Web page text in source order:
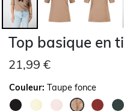
Top basique en
21,99 €
Couleur: Taupe fonce